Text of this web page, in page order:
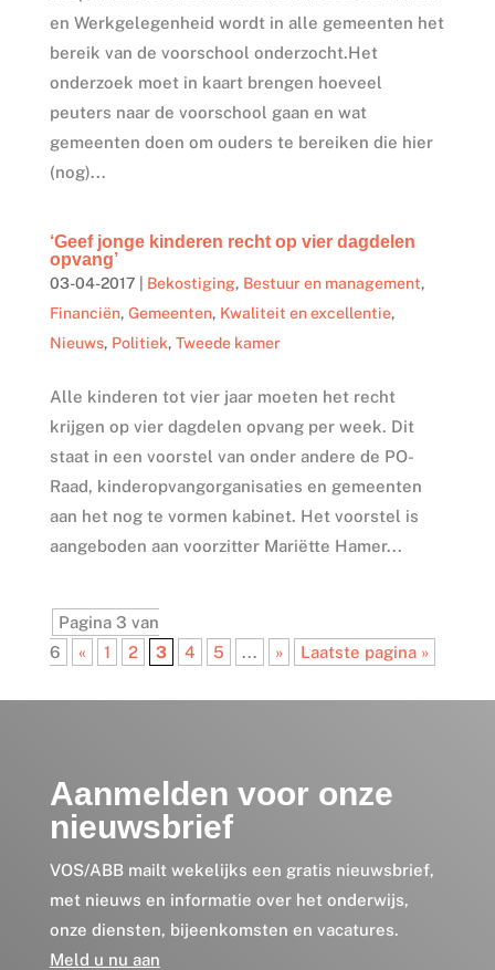
en Werkgelegenheid wordt in alle gemeenten het
bereik van de voorschool onderzocht.Het
onderzoek moet in kaart brengen hoeveel
peuters naar de voorschool gaan en wat
gemeenten doen om ouders te bereiken die hier
(nog)...
‘Geef jonge kinderen recht op vier dagdelen
opvang’
03-04-2017 Bekostiging, Bestuur en management,
Financiën, Gemeenten, Kwaliteit en excellentie,
Nieuws, Politiek, Tweede kamer
Alle kinderen tot vier jaar moeten het recht
krijgen op vier dagdelen opvang per week. Dit
staat in een voorstel van onder andere de PO-
Raad, kinderopvangorganisaties en gemeenten
aan het nog te vormen kabinet. Het voorstel is
aangeboden aan voorzitter Mariëtte Hamer...
Pagina 3 van
6
« 1 2 3 4 5 ... » Laatste pagina »
Aanmelden voor onze
nieuwsbrief
VOS/ABB mailt wekelijks een gratis nieuwsbrief,
met nieuws en informatie over het onderwijs,
onze diensten, bijeenkomsten en vacatures.
Meld u nu aan